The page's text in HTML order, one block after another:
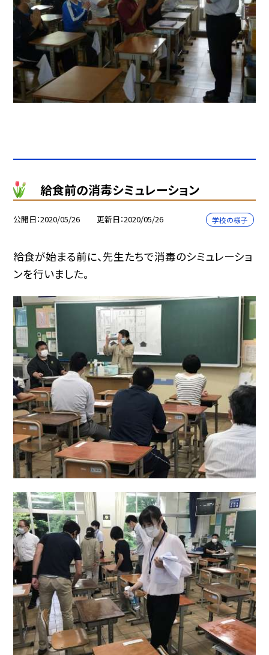
給食前の消毒シミュレーション
公開日 2020/05/26 更新日 2020/05/26 学校の様子
給食が始まる前に、先生たちで消毒のシミュレーショ
ンを行いました。